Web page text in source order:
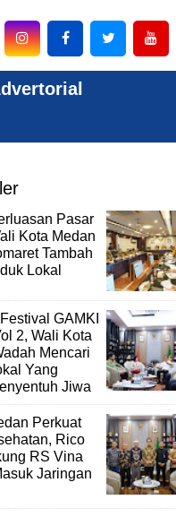
Pasar
Kota Medan
Tambah
Lokal
GAMKI
2, Wali Kota
Mencari
Yang
Jiwa
Perkuat
Rico
RS Vina
Jaringan